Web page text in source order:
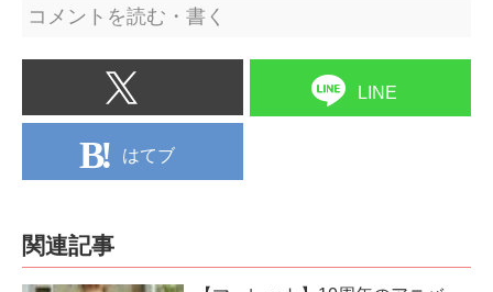
コメントを読む・書く
LINE
はてブ
関連記事